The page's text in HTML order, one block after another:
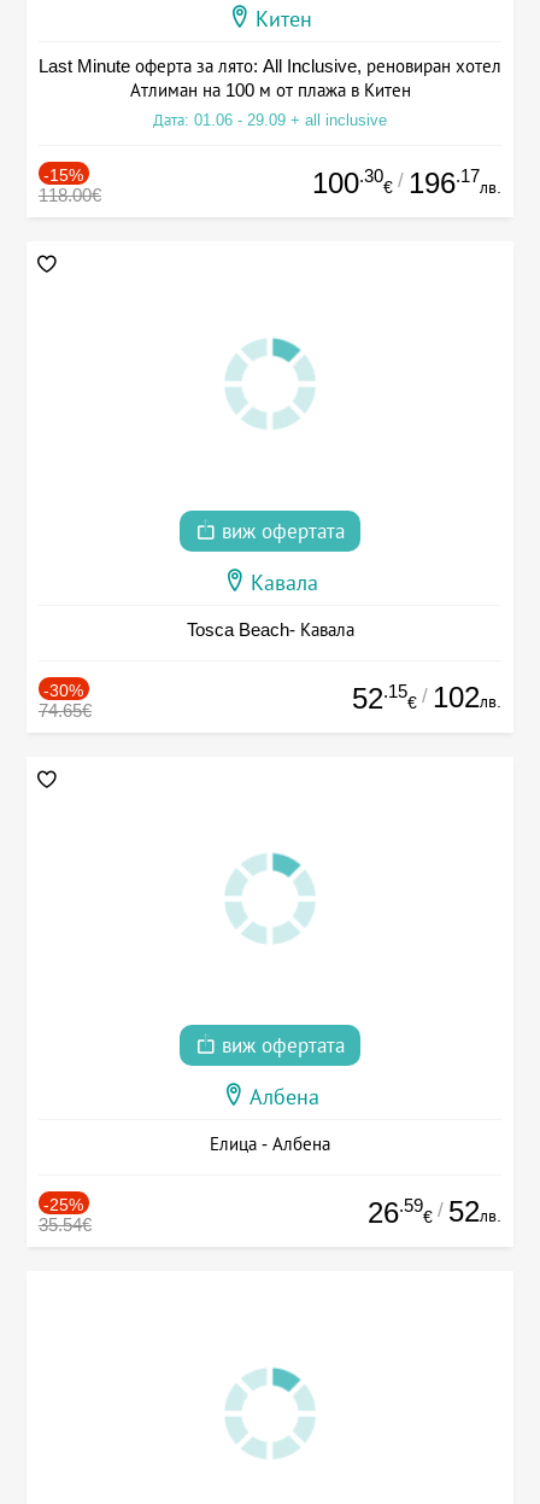
Китен
Last Minute оферта за лято: All Inclusive, реновиран хотел
Атлиман на 100 м от плажа в Китен
Дата: 01.06 - 29.09 + all inclusive
-15%
118.00€ 100.30
€ / 196.17
лв.
виж офертата
Кавала
Tosca Beach- Кавала
-30%
74.65€ 52.15
€ / 102лв.
виж офертата
Албена
Елица - Албена
-25%
35.54€ 26.59
€ / 52лв.